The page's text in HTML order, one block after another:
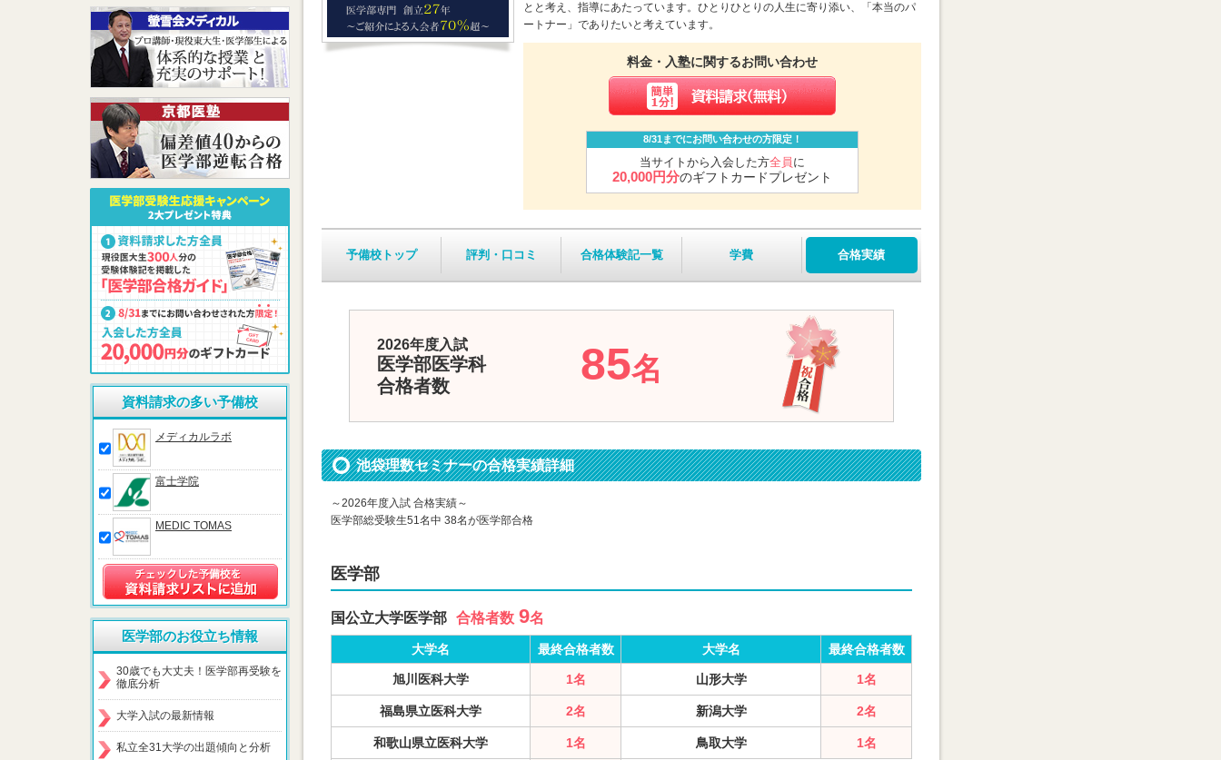
とと考え、指導にあたっています。ひとりひとりの人生に寄り添い、「本当のパ
ートナー」でありたいと考えています。
8/31までにお問い合わせの方限定！
当サイトから入会した方全員 に
20,000円分のギフトカードプレゼント
料金・入塾に関するお問い合わせ
予備校トップ 評判・口コミ 合格体験記一覧 学費 合格実績
2026年度入試
医学部医学科
合格者数
85名
池袋理数セミナーの合格実績詳細
～2026年度入試 合格実績～
医学部総受験生51名中 38名が医学部合格
医学部
国公立大学医学部 合格者数 9名
大学名 最終合格者数 大学名 最終合格者数
旭川医科大学 1名 山形大学 1名
福島県立医科大学 2名 新潟大学 2名
和歌山県立医科大学 1名 鳥取大学 1名
資料請求の多い予備校
メディカルラボ
富士学院
MEDIC TOMAS
医学部のお役立ち情報
30歳でも大丈夫！医学部再受験を
徹底分析
大学入試の最新情報
私立全31大学の出題傾向と分析